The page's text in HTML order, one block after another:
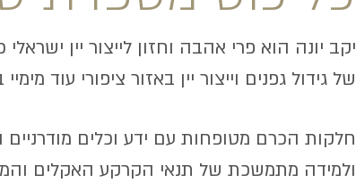
יקב יונה הוא פרי אהבה וחזון לייצור יין
של גידול גפנים וייצור יין באזור ציפורי עוד
חלקות הכרם מטופחות עם ידע וכלים מודרניים
ולמידה מתמשכת של תנאי הקרקע האקלים